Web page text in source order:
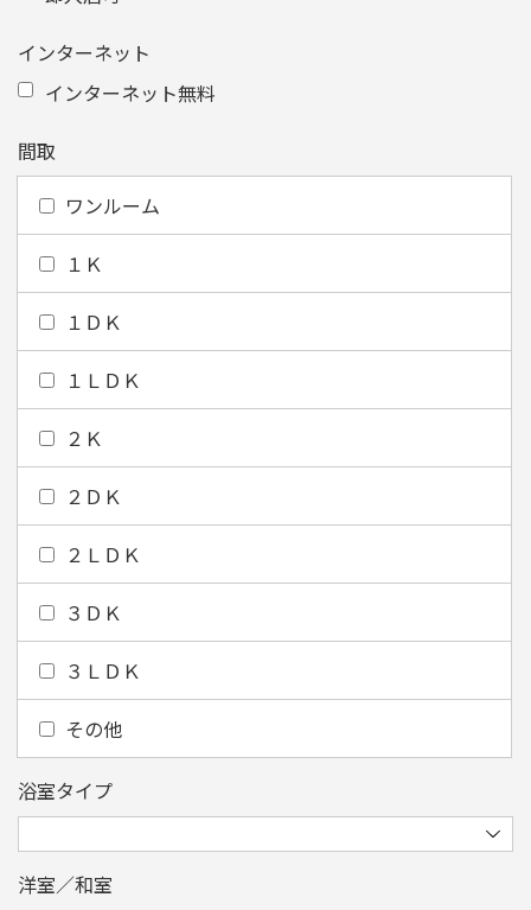
インターネット
インターネット無料
間取
ワンルーム
１Ｋ
１ＤＫ
１ＬＤＫ
２Ｋ
２ＤＫ
２ＬＤＫ
３ＤＫ
３ＬＤＫ
その他
浴室タイプ
洋室／和室